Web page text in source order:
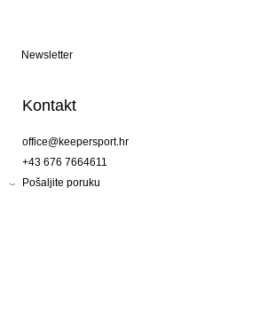
Newsletter
Kontakt
office@keepersport.hr
+43 676 7664611
Pošaljite poruku